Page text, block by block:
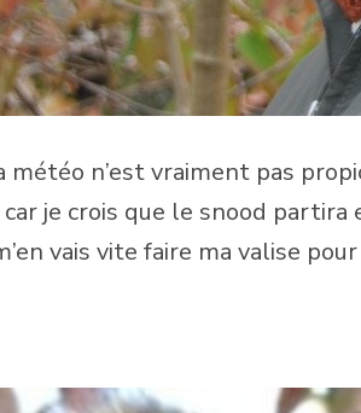
météo n’est vraiment pas
je crois que le snood partira
vais vite faire ma valise